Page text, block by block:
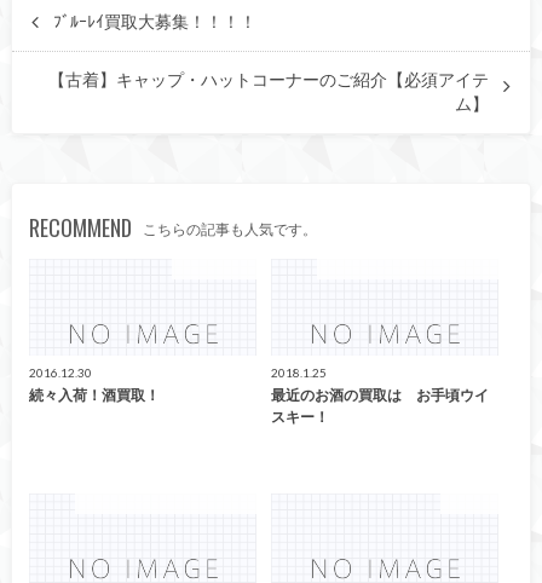
ﾌﾞﾙｰﾚｲ買取大募集！！！！
【古着】キャップ・ハットコーナーのご紹介【必須アイテ
ム】
RECOMMEND こちらの記事も人気です。
2016.12.30
続々入荷！酒買取！
2018.1.25
最近のお酒の買取は お手頃ウイ
スキー！